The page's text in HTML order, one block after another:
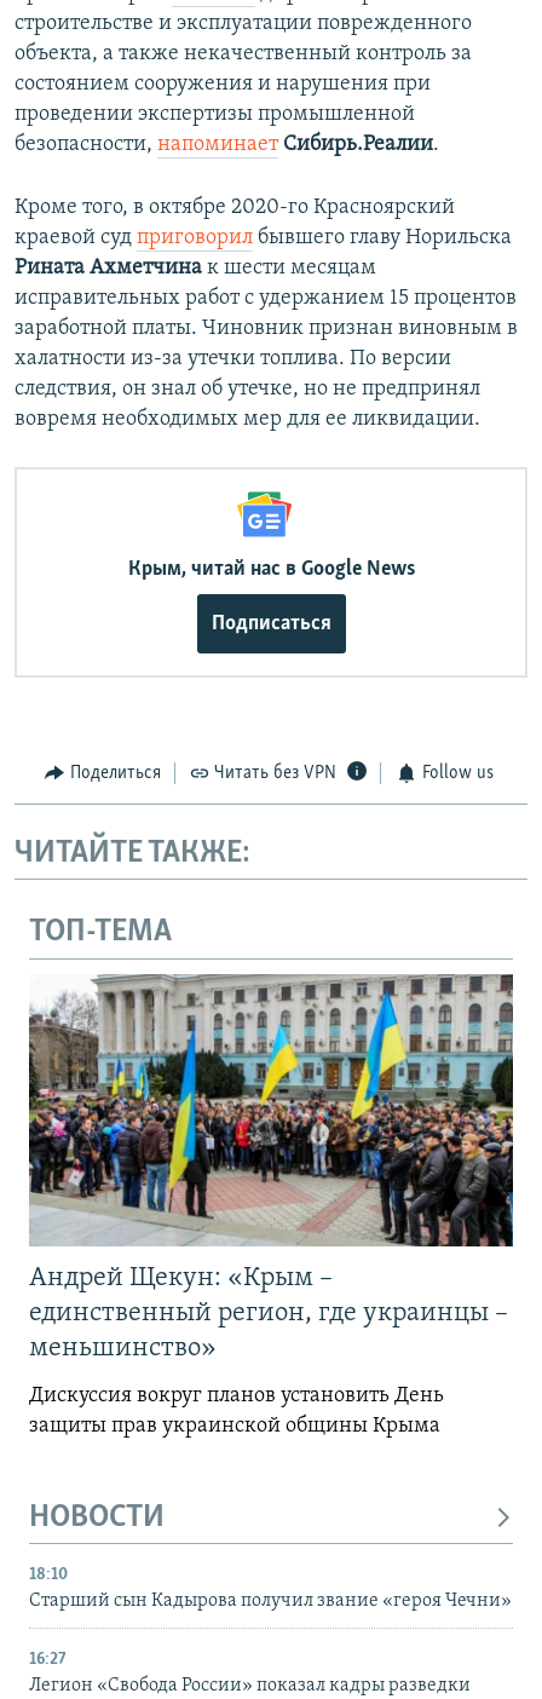
строительстве и эксплуатации поврежденного
объекта, а также некачественный контроль за
состоянием сооружения и нарушения при
проведении экспертизы промышленной
безопасности, напоминает Сибирь.Реалии.
Кроме того, в октябре 2020-го Красноярский
краевой суд приговорил бывшего главу Норильска
Рината Ахметчина к шести месяцам
исправительных работ с удержанием 15 процентов
заработной платы. Чиновник признан виновным в
халатности из-за утечки топлива. По версии
следствия, он знал об утечке, но не предпринял
вовремя необходимых мер для ее ликвидации.
Крым, читай нас в Google News
Подписаться
Поделиться Читать без VPN Follow us
ЧИТАЙТЕ ТАКЖЕ:
ТОП-ТЕМА
Андрей Щекун: «Крым –
единственный регион, где украинцы –
меньшинство»
Дискуссия вокруг планов установить День
защиты прав украинской общины Крыма
НОВОСТИ
18:10
Старший сын Кадырова получил звание «героя Чечни»
16:27
Легион «Свобода России» показал кадры разведки